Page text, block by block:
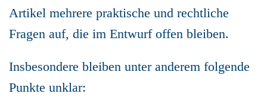
Artikel mehrere praktische und rechtliche
Fragen auf, die im Entwurf offen bleiben.
Insbesondere bleiben unter anderem folgende
Punkte unklar: